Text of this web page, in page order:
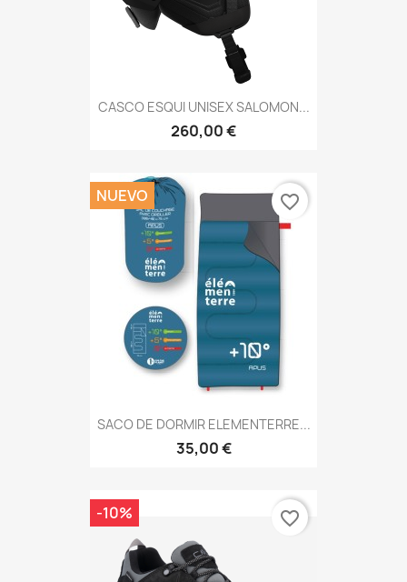
CASCO ESQUI UNISEX SALOMON...
260,00 €
SACO DE DORMIR ELEMENTERRE...
35,00 €
NUEVO favorite_border
-10% favorite_border